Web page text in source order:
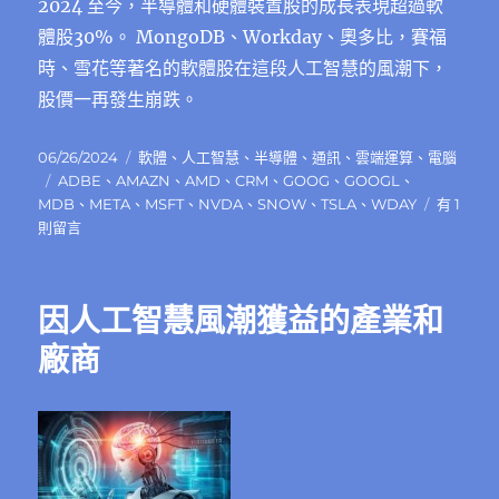
2024 至今，半導體和硬體裝置股的成長表現超過軟
體股30%。 MongoDB、Workday、奧多比，賽福
時、雪花等著名的軟體股在這段人工智慧的風潮下，
股價一再發生崩跌。
發
佈
日
期:
06/26/2024
分
類
軟體 、 人工智慧 、半導體 、通訊 、雲端運算 、 電腦
標
籤
ADBE 、AMAZN 、AMD 、CRM 、GOOG 、GOOGL
、
MDB 、 META 、 MSFT、 NVDA 、SNOW 、TSLA 、WDAY
在
有 1
則留言
因人工智慧風潮獲益的產業和
廠商